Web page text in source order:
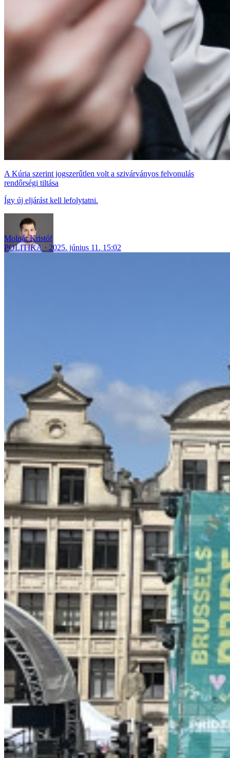
A Kúria szerint jogszerűtlen volt a szivárványos felvonulás
rendőrségi tiltása
Így új eljárást kell lefolytatni.
Molnár Kristóf
POLITIKA
2025. június 11. 15:02